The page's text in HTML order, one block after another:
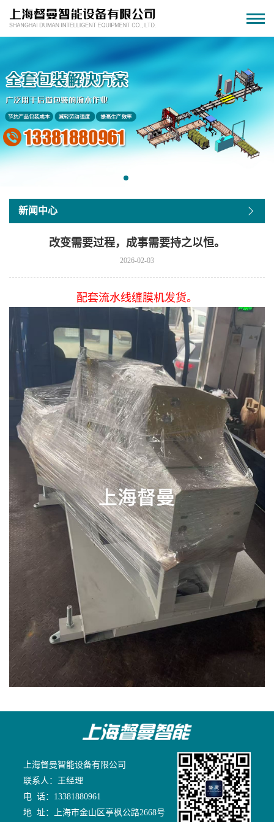
新闻中心
改变需要过程，成事需要持之以恒。
2026-02-03
配套流水线缠膜机发货。
上海督曼智能设备有限公司
联系人：王经理
电 话：13381880961
地 址：上海市金山区亭枫公路2668号